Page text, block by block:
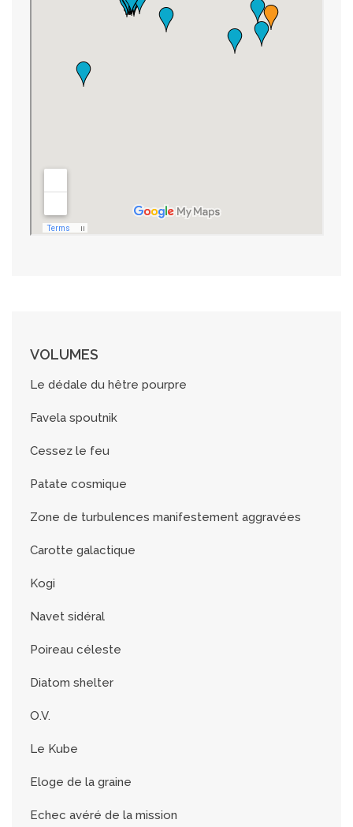
VOLUMES
Le dédale du hêtre pourpre
Favela spoutnik
Cessez le feu
Patate cosmique
Zone de turbulences manifestement aggravées
Carotte galactique
Kogi
Navet sidéral
Poireau céleste
Diatom shelter
O.V.
Le Kube
Eloge de la graine
Echec avéré de la mission